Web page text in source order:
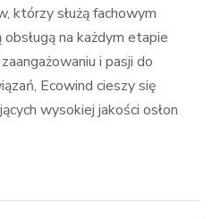
którzy służą fachowym
na każdym etapie
i pasji do
Ecowind cieszy się
wysokiej jakości osłon